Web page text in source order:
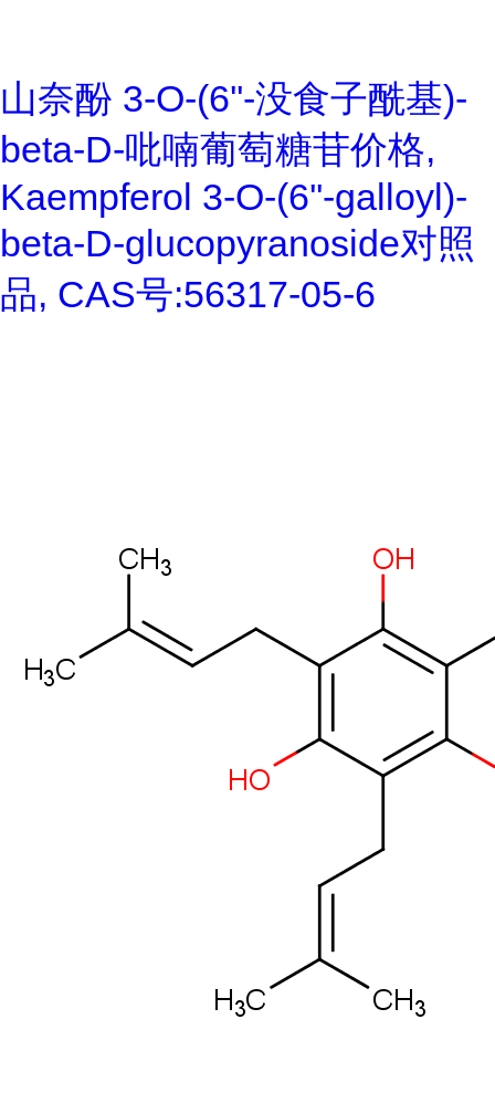
山奈酚 3-O-(6''-没食子酰基)-
beta-D-吡喃葡萄糖苷价格,
Kaempferol 3-O-(6''-galloyl)-
beta-D-glucopyranoside对照
品, CAS号:56317-05-6